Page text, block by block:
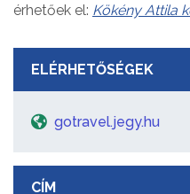
érhetőek el: Kökény Attila
ELÉRHETŐSÉGEK
gotravel.jegy.hu
CÍM